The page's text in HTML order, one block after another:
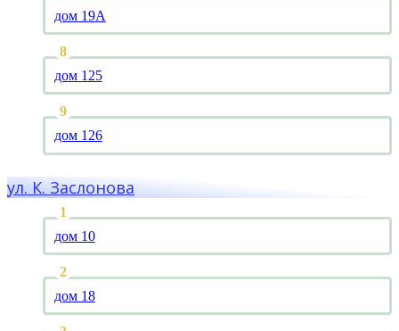
дом 19А
дом 125
дом 126
ул. К. Заслонова
дом 10
дом 18